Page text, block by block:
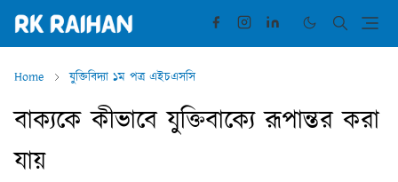
Home যুক্তিবিদ্যা ১ম পত্র এইচএসসি
বাক্যকে কীভাবে যুক্তিবাক্যে রূপান্তর করা
যায়